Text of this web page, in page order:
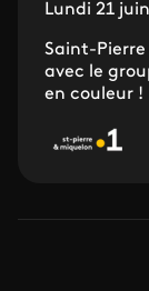
Lundi 21
Saint-Pierre
avec le
en couleur !